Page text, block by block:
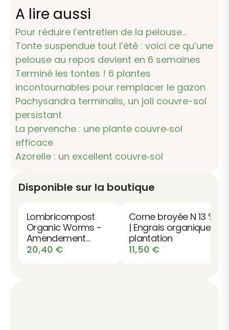
A lire aussi
Pour réduire l’entretien de la pelouse…
Tonte suspendue tout l’été : voici ce qu’une
pelouse au repos devient en 6 semaines
Terminé les tontes ! 6 plantes
incontournables pour remplacer le gazon
Pachysandra terminalis, un joli couvre-sol
persistant
La pervenche : une plante couvre‑sol
efficace
Azorelle : un excellent couvre‑sol
Disponible sur la boutique
Lombricompost
Organic Worms -
Amendement
Organique 100%
20,40 €
Corne broyée N 13 %
| Engrais organique
plantation
11,50 €